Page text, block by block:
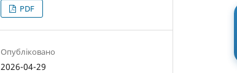
PDF
Опубліковано
2026-04-29